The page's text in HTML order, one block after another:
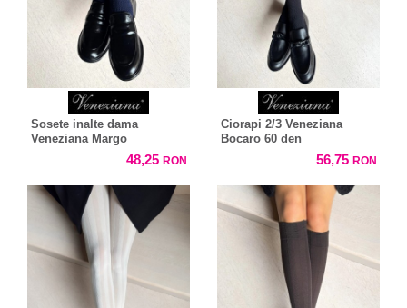
Sosete inalte dama
Veneziana Margo
48,25 RON
Ciorapi 2/3 Veneziana
Bocaro 60 den
56,75 RON